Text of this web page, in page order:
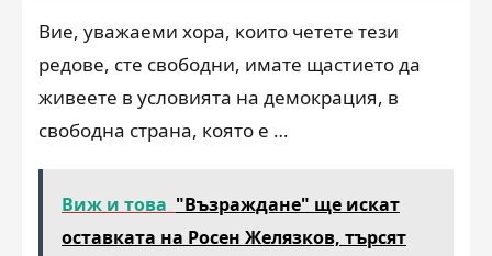
Вие, уважаеми хора, които четете тези
редове, сте свободни, имате щастието да
живеете в условията на демокрация, в
свободна страна, която е …
Виж и това "Възраждане" ще искат
оставката на Росен Желязков, търсят